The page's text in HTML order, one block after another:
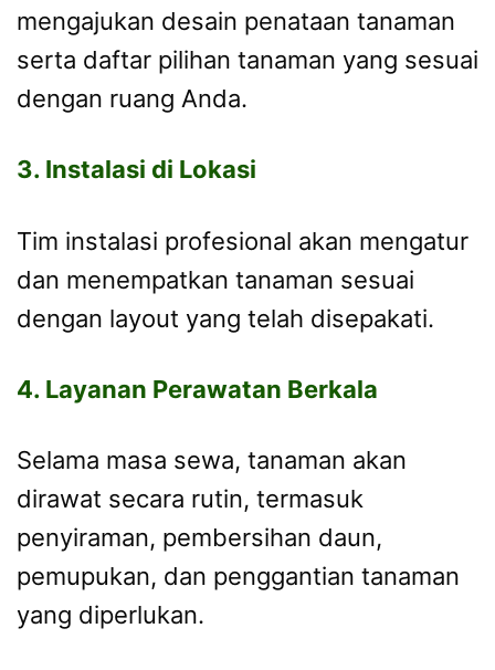
mengajukan desain penataan tanaman
serta daftar pilihan tanaman yang sesuai
dengan ruang Anda.
3. Instalasi di Lokasi
Tim instalasi profesional akan mengatur
dan menempatkan tanaman sesuai
dengan layout yang telah disepakati.
4. Layanan Perawatan Berkala
Selama masa sewa, tanaman akan
dirawat secara rutin, termasuk
penyiraman, pembersihan daun,
pemupukan, dan penggantian tanaman
yang diperlukan.